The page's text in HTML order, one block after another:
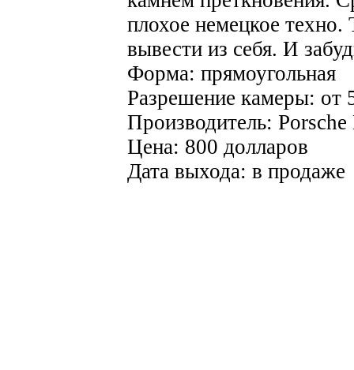
плохое немецкое
вывести из себя. И
Форма: прямоугольная
Разрешение камеры: от
Производитель:
Цена: 800 долларов
Дата выхода: в продаже